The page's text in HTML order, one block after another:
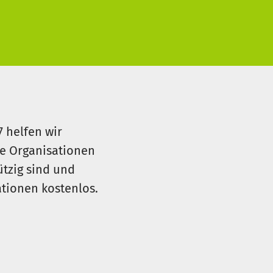
helfen wir
Organisationen
sind und
kostenlos.